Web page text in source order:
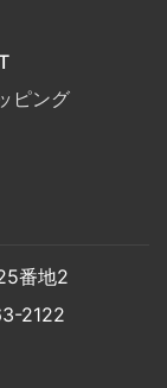
ピング
番地2
2122